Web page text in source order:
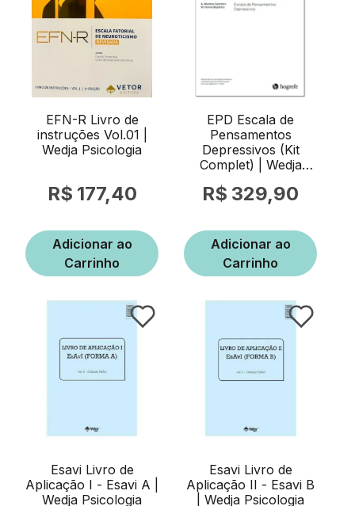
EFN-R Livro de
instruções Vol.01 |
Wedja Psicologia
177,40
Adicionar ao
Carrinho
EPD Escala de
Pensamentos
Depressivos (Kit
Complet) | Wedja
329,90
Adicionar ao
Carrinho
Esavi Livro de
Aplicação I - Esavi A |
Wedja Psicologia
Esavi Livro de
Aplicação II - Esavi B
| Wedja Psicologia